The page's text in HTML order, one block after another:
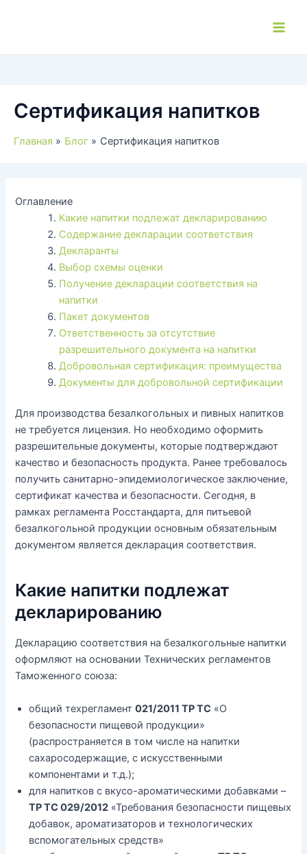
Сертификация напитков
Главная Блог Сертификация напитков
Оглавление
Какие напитки подлежат декларированию
Содержание декларации соответствия
Декларанты
Выбор схемы оценки
Получение декларации соответствия на
напитки
Пакет документов
Ответственность за отсутствие
разрешительного документа на напитки
Добровольная сертификация: преимущества
Документы для добровольной сертификации
Для производства безалкогольных и пивных напитков
не требуется лицензия. Но необходимо оформить
разрешительные документы, которые подтверждают
качество и безопасность продукта. Ранее требовалось
получить санитарно-эпидемиологическое заключение,
сертификат качества и безопасности. Сегодня, в
рамках регламента Росстандарта, для питьевой
безалкогольной продукции основным обязательным
документом является декларация соответствия.
Какие напитки подлежат
декларированию
Декларацию соответствия на безалкогольные напитки
оформляют на основании Технических регламентов
Таможенного союза:
общий техрегламент021/2011 ТР ТС «О
безопасности пищевой продукции»
(распространяется в том числе на напитки
сахаросодержащие, с искусственными
компонентами и т.д.);
для напитков с вкусо-ароматическими добавками –
ТР ТС 029/2012 «Требования безопасности пищевых
добавок, ароматизаторов и технологических
вспомогательных средств»